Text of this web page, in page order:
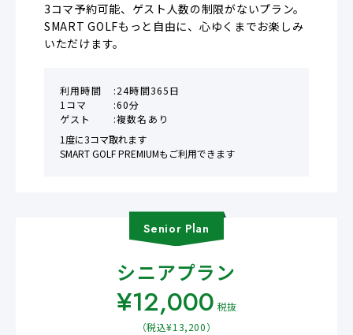
3コマ予約可能、ゲスト人数の制限がないプラン。
SMART GOLFもっと自由に、心ゆくまでお楽しみ
いただけます。
利用時間
24時間365日
1コマ
60分
ゲスト
複数名あり
1度に3コマ取れます
SMART GOLF PREMIUMもご利用できます
Senior Plan
シニアプラン
¥12,000 税抜
（税込¥13,200）